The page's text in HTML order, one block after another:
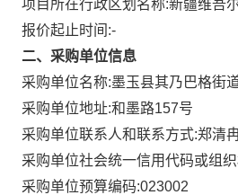
项目所在行政区划名称:新疆维吾
报价起止时间:-
二、采购单位信息
采购单位名称:墨玉县其乃巴格街
采购单位地址:和墨路157号
采购单位联系人和联系方式:郑清
采购单位社会统一信用代码或组
采购单位预算编码:023002